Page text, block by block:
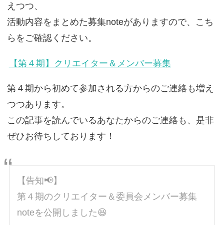
えつつ、
活動内容をまとめた募集noteがありますので、こち
らをご確認ください。
【第４期】クリエイター＆メンバー募集
第４期から初めて参加される方からのご連絡も増え
つつあります。
この記事を読んでいるあなたからのご連絡も、是非
ぜひお待ちしております！
【告知📢】
第４期のクリエイター＆委員会メンバー募集
noteを公開しました😆